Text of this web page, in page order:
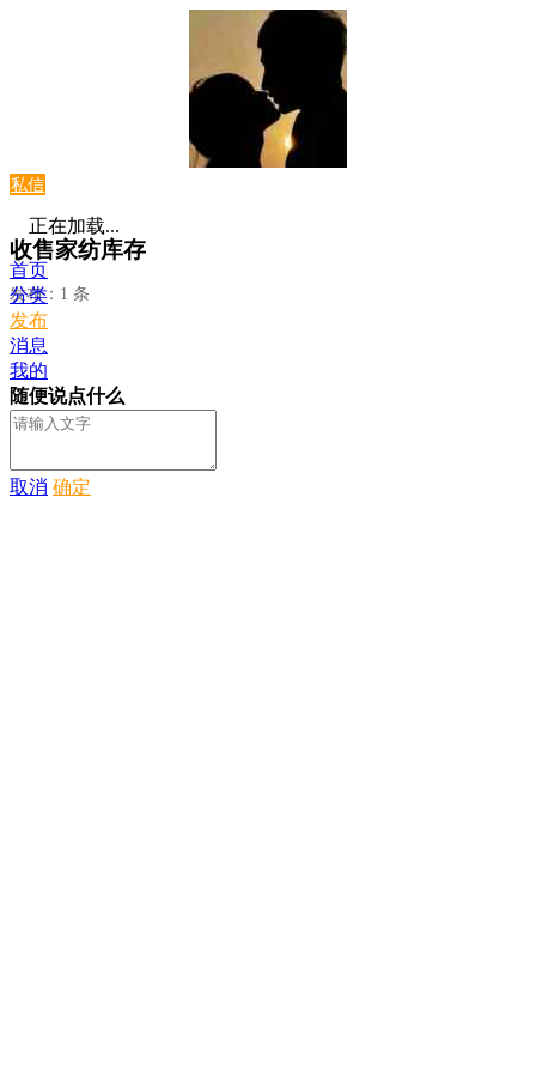
私信
收售家纺库存
发布：1 条
正在加载...
首页
分类
发布
消息
我的
随便说点什么
取消 确定